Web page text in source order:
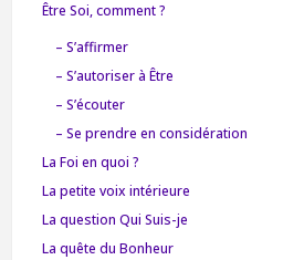
Être Soi, comment ?
– S’affirmer
– S’autoriser à Être
– S’écouter
– Se prendre en considération
La Foi en quoi ?
La petite voix intérieure
La question Qui Suis-je
La quête du Bonheur